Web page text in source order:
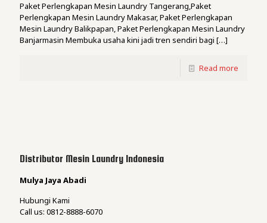
Paket Perlengkapan Mesin Laundry Tangerang,Paket
Perlengkapan Mesin Laundry Makasar, Paket Perlengkapan
Mesin Laundry Balikpapan, Paket Perlengkapan Mesin Laundry
Banjarmasin Membuka usaha kini jadi tren sendiri bagi […]
Read more
Distributor Mesin Laundry Indonesia
Mulya Jaya Abadi
Hubungi Kami
Call us: 0812-8888-6070